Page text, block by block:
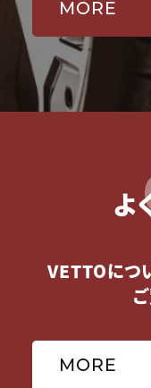
MORE
よ
VETTOにつ
MORE